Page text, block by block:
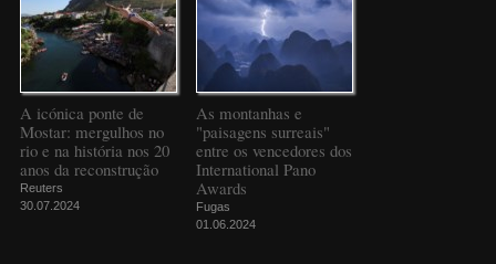
A icónica ponte de
Mostar: mergulhos no
rio e na história nos 20
anos da reconstrução
Reuters
30.07.2024
As montanhas e
"paisagens surreais"
entre os vencedores dos
International Pano
Awards
Fugas
01.06.2024